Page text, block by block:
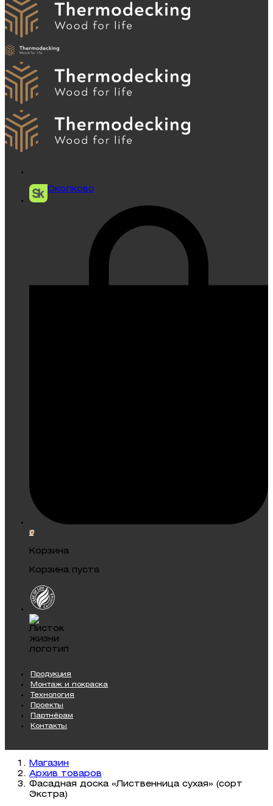
Сколково
0
Корзина
Корзина пуста
Продукция
Монтаж и покраска
Технология
Проекты
Партнёрам
Контакты
Магазин
Архив товаров
Фасадная доска «Лиственница сухая» (сорт
Экстра)